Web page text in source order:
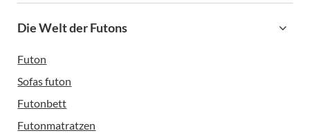
Die Welt der Futons
Futon
Sofas futon
Futonbett
Futonmatratzen